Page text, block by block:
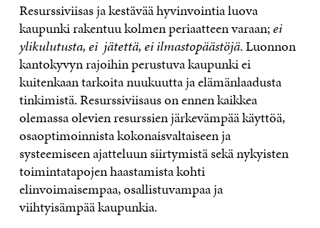
Resurssiviisas ja kestävää hyvinvointia luova
kaupunki rakentuu kolmen periaatteen varaan;ei
ylikulutusta,ei jätettä,ei ilmastopäästöjä. Luonnon
kantokyvyn rajoihin perustuva kaupunki ei
kuitenkaan tarkoita nuukuutta ja elämänlaadusta
tinkimistä. Resurssiviisaus on ennen kaikkea
olemassa olevien resurssien järkevämpää käyttöä,
osaoptimoinnista kokonaisvaltaiseen ja
systeemiseen ajatteluun siirtymistä sekä nykyisten
toimintatapojen haastamista kohti
elinvoimaisempaa, osallistuvampaa ja
viihtyisämpää kaupunkia.